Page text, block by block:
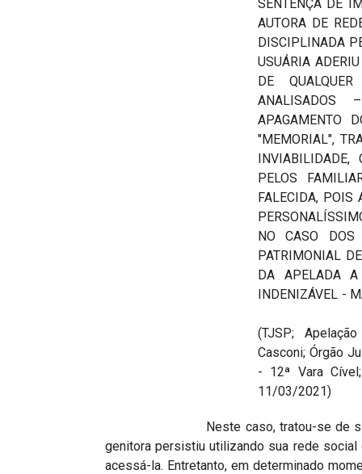
SENTENÇA DE
AUTORA DE
DISCIPLINADA
USUÁRIA
DE
ANALISADOS
APAGAMENTO
"MEMORIAL",
INVIABILIDADE,
PELOS
FALECIDA, POIS
NO CASO DOS
PATRIMONIAL
DA APELADA A
INDENIZÁVEL -
(TJSP; Apelação
Casconi; Órgão
- 12ª Vara
11/03/2021)
Neste caso, tratou-se de situação
genitora persistiu utilizando sua rede
acessá-la. Entretanto, em determinado